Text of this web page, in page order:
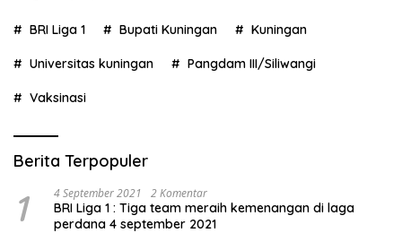
BRI Liga 1 Bupati Kuningan Kuningan
Universitas kuningan Pangdam III/Siliwangi
Vaksinasi
Berita Terpopuler
1 4 September 2021 2 Komentar
BRI Liga 1 : Tiga team meraih kemenangan di laga
perdana 4 september 2021